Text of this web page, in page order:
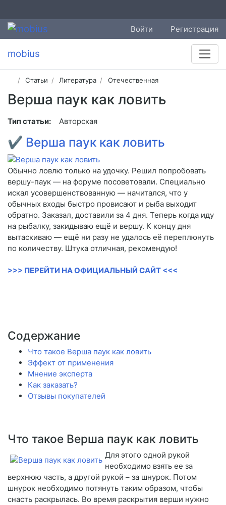
Войти Регистрация
mobius
Статьи Литература Отечественная
Верша паук как ловить
Тип статьи: Авторская
✔ Верша паук как ловить
Обычно ловлю только на удочку. Решил попробовать
вершу-паук — на форуме посоветовали. Специально
искал усовершенствованную — начитался, что у
обычных входы быстро провисают и рыба выходит
обратно. Заказал, доставили за 4 дня. Теперь когда иду
на рыбалку, закидываю ещё и вершу. К концу дня
вытаскиваю — ещё ни разу не удалось её переплюнуть
по количеству. Штука отличная, рекомендую!
>>> ПЕРЕЙТИ НА ОФИЦИАЛЬНЫЙ САЙТ <<<
Содержание
Что такое Верша паук как ловить
Эффект от применения
Мнение эксперта
Как заказать?
Отзывы покупателей
Что такое Верша паук как ловить
Для этого одной рукой
необходимо взять ее за
верхнюю часть, а другой рукой – за шнурок. Потом
шнурок необходимо потянуть таким образом, чтобы
снасть раскрылась. Во время раскрытия верши нужно